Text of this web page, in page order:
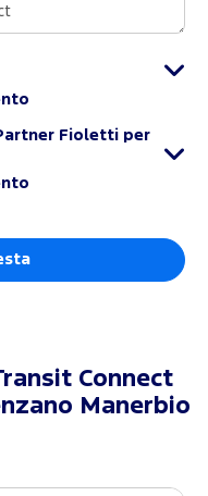
Fioletti per
Connect
Manerbio